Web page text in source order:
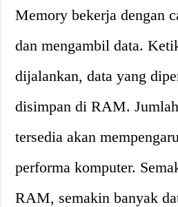
Memory bekerja dengan
dan mengambil data.
dijalankan, data yang
disimpan di RAM.
tersedia akan
performa komputer.
RAM, semakin banyak